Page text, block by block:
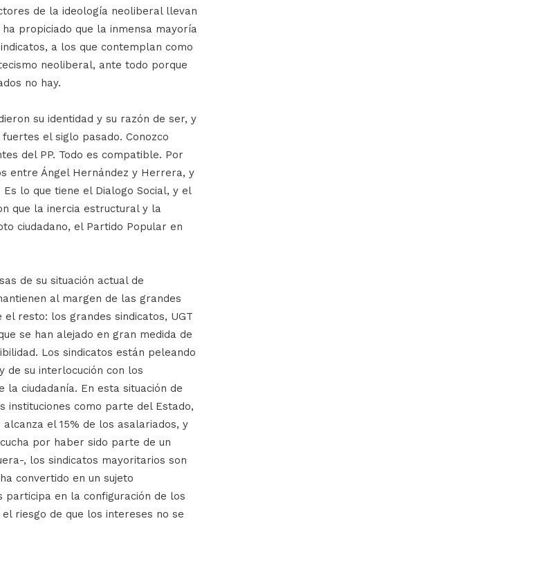
de la ideología neoliberal llevan
propiciado que la inmensa mayoría
a los que contemplan como
neoliberal, ante todo porque
no hay.
su identidad y su razón de ser, y
el siglo pasado. Conozco
del PP. Todo es compatible. Por
entre Ángel Hernández y Herrera, y
lo que tiene el Dialogo Social, y el
que la inercia estructural y la
ciudadano, el Partido Popular en
de su situación actual de
al margen de las grandes
resto: los grandes sindicatos, UGT
se han alejado en gran medida de
Los sindicatos están peleando
de su interlocución con los
ciudadanía. En esta situación de
instituciones como parte del Estado,
el 15% de los asalariados, y
por haber sido parte de un
, los sindicatos mayoritarios son
convertido en un sujeto
participa en la configuración de los
riesgo de que los intereses no se